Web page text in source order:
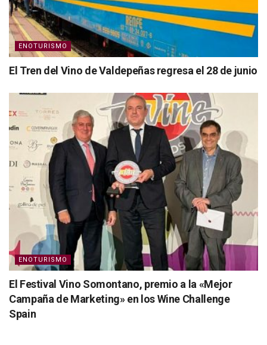
ENOTURISMO
El Tren del Vino de Valdepeñas regresa el 28 de junio
ENOTURISMO
El Festival Vino Somontano, premio a la «Mejor
Campaña de Marketing» en los Wine Challenge
Spain